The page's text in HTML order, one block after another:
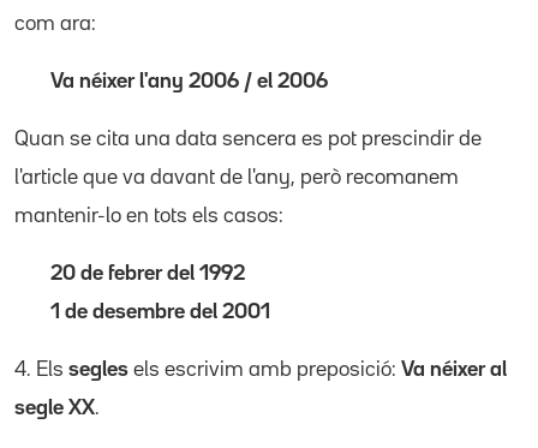
com ara:
Va néixer l'any 2006 / el 2006
Quan se cita una data sencera es pot prescindir de
l'article que va davant de l'any, però recomanem
mantenir-lo en tots els casos:
20 de febrer del 1992
1 de desembre del 2001
4. Els segles els escrivim amb preposició: Va néixer al
segle XX.